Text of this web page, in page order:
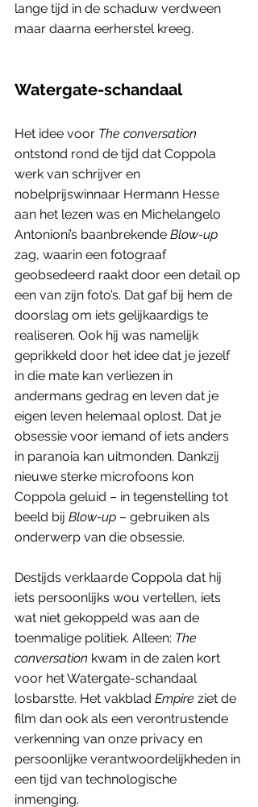
lange tijd in de schaduw verdween
maar daarna eerherstel kreeg.
Watergate-schandaal
Het idee voor The conversation
ontstond rond de tijd dat Coppola
werk van schrijver en
nobelprijswinnaar Hermann Hesse
aan het lezen was en Michelangelo
Antonioni’s baanbrekende Blow-up
zag, waarin een fotograaf
geobsedeerd raakt door een detail op
een van zijn foto’s. Dat gaf bij hem de
doorslag om iets gelijkaardigs te
realiseren. Ook hij was namelijk
geprikkeld door het idee dat je jezelf
in die mate kan verliezen in
andermans gedrag en leven dat je
eigen leven helemaal oplost. Dat je
obsessie voor iemand of iets anders
in paranoia kan uitmonden. Dankzij
nieuwe sterke microfoons kon
Coppola geluid – in tegenstelling tot
beeld bij Blow-up – gebruiken als
onderwerp van die obsessie.
Destijds verklaarde Coppola dat hij
iets persoonlijks wou vertellen, iets
wat niet gekoppeld was aan de
toenmalige politiek. Alleen: The
conversation kwam in de zalen kort
voor het Watergate-schandaal
losbarstte. Het vakblad Empire ziet de
film dan ook als een verontrustende
verkenning van onze privacy en
persoonlijke verantwoordelijkheden in
een tijd van technologische
inmenging.